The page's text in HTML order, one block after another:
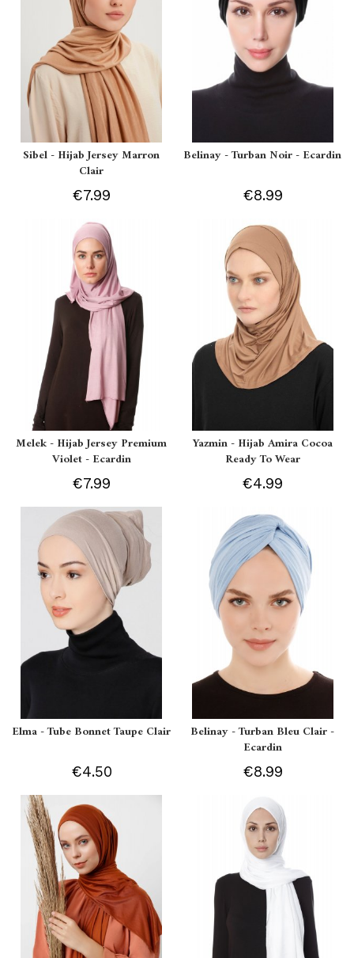
Sibel - Hijab Jersey Marron
Clair
€7.99
Belinay - Turban Noir - Ecardin
€8.99
Melek - Hijab Jersey Premium
Violet - Ecardin
€7.99
Yazmin - Hijab Amira Cocoa
Ready To Wear
€4.99
Elma - Tube Bonnet Taupe Clair
€4.50
Belinay - Turban Bleu Clair -
Ecardin
€8.99